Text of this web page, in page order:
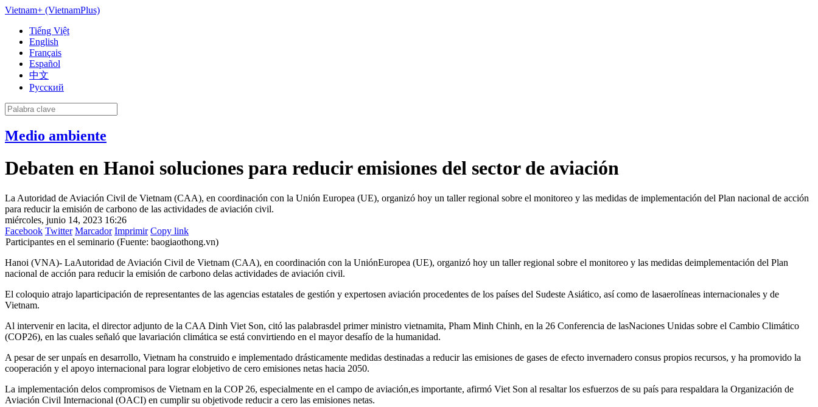
Vietnam+ (VietnamPlus)
Tiếng Việt
English
Français
Español
中文
Русский
Medio ambiente
Debaten en Hanoi soluciones para reducir emisiones del sector de aviación
La Autoridad de Aviación Civil de Vietnam (CAA), en coordinación con la Unión Europea (UE), organizó hoy un taller regional sobre el monitoreo y las medidas de implementación del Plan nacional de acción
para reducir la emisión de carbono de las actividades de aviación civil.
miércoles, junio 14, 2023 16:26
Facebook Twitter Marcador Imprimir Copy link
Participantes en el seminario (Fuente: baogiaothong.vn)
Hanoi (VNA)- LaAutoridad de Aviación Civil de Vietnam (CAA), en coordinación con la UniónEuropea (UE), organizó hoy un taller regional sobre el monitoreo y las medidas deimplementación del Plan
nacional de acción para reducir la emisión de carbono delas actividades de aviación civil.
El coloquio atrajo laparticipación de representantes de las agencias estatales de gestión y expertosen aviación procedentes de los países del Sudeste Asiático, así como de lasaerolíneas internacionales y de
Vietnam.
Al intervenir en lacita, el director adjunto de la CAA Dinh Viet Son, citó las palabrasdel primer ministro vietnamita, Pham Minh Chinh, en la 26 Conferencia de lasNaciones Unidas sobre el Cambio Climático
(COP26), en las cuales señaló que lavariación climática se está convirtiendo en el mayor desafío de la humanidad.
A pesar de ser unpaís en desarrollo, Vietnam ha construido e implementado drásticamente medidas destinadas a reducir las emisiones de gases de efecto invernadero consus propios recursos, y ha promovido la
cooperación y el apoyo internacional para lograr elobjetivo de cero emisiones netas hacia 2050.
La implementación delos compromisos de Vietnam en la COP 26, especialmente en el campo de aviación,es importante, afirmó Viet Son al resaltar los esfuerzos de su país para respaldara la Organización de
Aviación Civil Internacional (OACI) en cumplir su objetivode reducir a cero las emisiones netas.